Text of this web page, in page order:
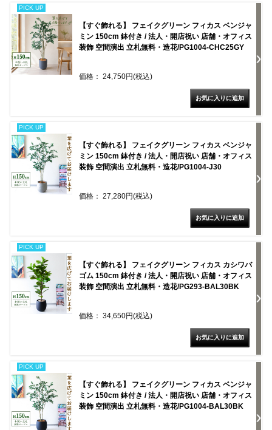
PICK UP
【すぐ飾れる】 フェイクグリーン フィカス ベンジャ
ミン 150cm 鉢付き / 法人・開店祝い 店舗・オフィス
装飾 空間演出 立札無料・造花/PG1004-CHC25GY
価格： 24,750円(税込)
PICK UP
【すぐ飾れる】 フェイクグリーン フィカス ベンジャ
ミン 150cm 鉢付き / 法人・開店祝い 店舗・オフィス
装飾 空間演出 立札無料・造花/PG1004-J30
価格： 27,280円(税込)
PICK UP
【すぐ飾れる】 フェイクグリーン フィカス カシワバ
ゴム 150cm 鉢付き / 法人・開店祝い 店舗・オフィス
装飾 空間演出 立札無料・造花/PG293-BAL30BK
価格： 34,650円(税込)
PICK UP
【すぐ飾れる】 フェイクグリーン フィカス ベンジャ
ミン 150cm 鉢付き / 法人・開店祝い 店舗・オフィス
装飾 空間演出 立札無料・造花/PG1004-BAL30BK